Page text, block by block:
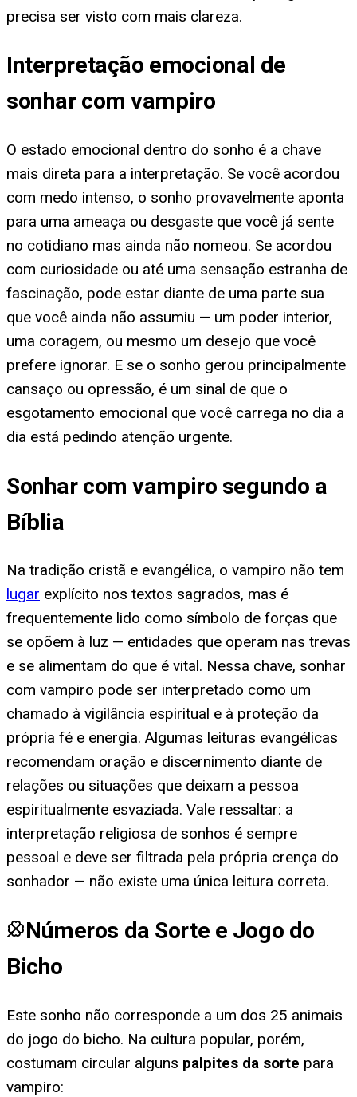
precisa ser visto com mais clareza.
Interpretação emocional de
sonhar com vampiro
O estado emocional dentro do sonho é a chave
mais direta para a interpretação. Se você acordou
com medo intenso, o sonho provavelmente aponta
para uma ameaça ou desgaste que você já sente
no cotidiano mas ainda não nomeou. Se acordou
com curiosidade ou até uma sensação estranha de
fascinação, pode estar diante de uma parte sua
que você ainda não assumiu — um poder interior,
uma coragem, ou mesmo um desejo que você
prefere ignorar. E se o sonho gerou principalmente
cansaço ou opressão, é um sinal de que o
esgotamento emocional que você carrega no dia a
dia está pedindo atenção urgente.
Sonhar com vampiro segundo a
Bíblia
Na tradição cristã e evangélica, o vampiro não tem
lugar explícito nos textos sagrados, mas é
frequentemente lido como símbolo de forças que
se opõem à luz — entidades que operam nas trevas
e se alimentam do que é vital. Nessa chave, sonhar
com vampiro pode ser interpretado como um
chamado à vigilância espiritual e à proteção da
própria fé e energia. Algumas leituras evangélicas
recomendam oração e discernimento diante de
relações ou situações que deixam a pessoa
espiritualmente esvaziada. Vale ressaltar: a
interpretação religiosa de sonhos é sempre
pessoal e deve ser filtrada pela própria crença do
sonhador — não existe uma única leitura correta.
Números da Sorte e Jogo do
Bicho
Este sonho não corresponde a um dos 25 animais
do jogo do bicho. Na cultura popular, porém,
costumam circular alguns palpites da sorte para
vampiro: